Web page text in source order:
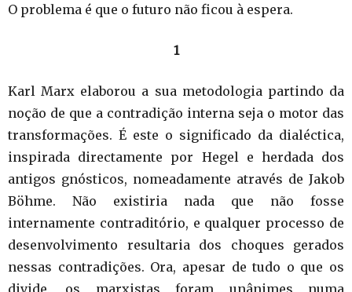
O problema é que o futuro não ficou à espera.
1
Karl Marx elaborou a sua metodologia partindo da
noção de que a contradição interna seja o motor das
transformações. É este o significado da dialéctica,
inspirada directamente por Hegel e herdada dos
antigos gnósticos, nomeadamente através de Jakob
Böhme. Não existiria nada que não fosse
internamente contraditório, e qualquer processo de
desenvolvimento resultaria dos choques gerados
nessas contradições. Ora, apesar de tudo o que os
divide, os marxistas foram unânimes numa